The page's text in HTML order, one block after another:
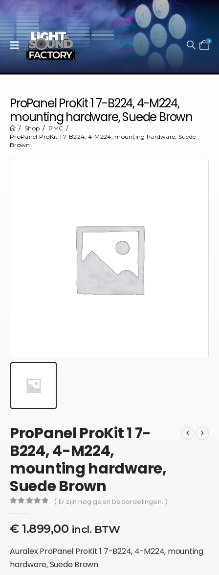
0
ProPanel ProKit 1 7-B224, 4-M224,
mounting hardware, Suede Brown
Shop
PMC
ProPanel ProKit 1 7-B224, 4-M224, mounting hardware, Suede
Brown
ProPanel ProKit 1 7-
B224, 4-M224,
mounting hardware,
Suede Brown
( Er zijn nog geen beoordelingen. )
€1.899,00 incl. BTW
Auralex ProPanel ProKit 1 7-B224, 4-M224, mounting
hardware, Suede Brown